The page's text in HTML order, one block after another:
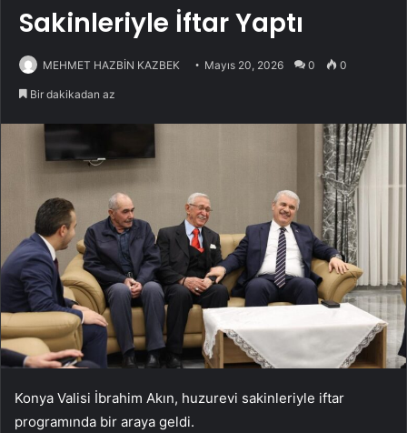
Sakinleriyle İftar Yaptı
MEHMET HAZBİN KAZBEK Mayıs 20, 2026 0 0
Bir dakikadan az
Konya Valisi İbrahim Akın, huzurevi sakinleriyle iftar
programında bir araya geldi.